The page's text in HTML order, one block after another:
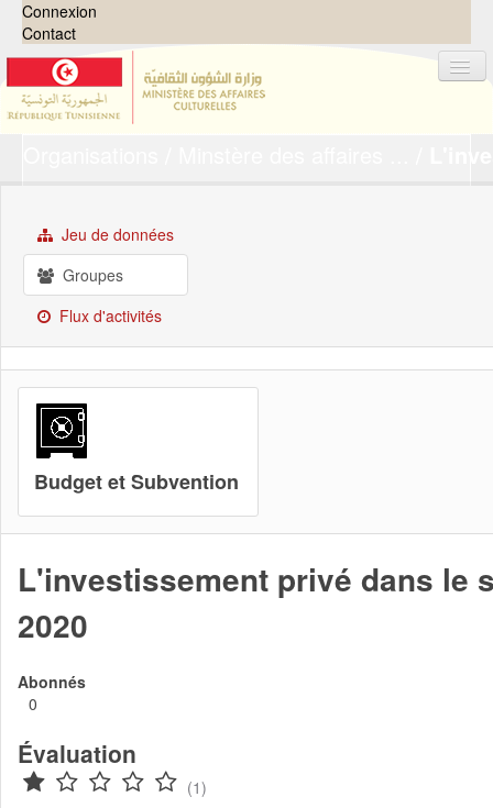
Connexion
Contact
Groupes
Demandes
À propos
Jeu de données
Groupes
Flux d'activités
Budget et Subvention
L'investissement privé dans le
2020
Abonnés
0
Évaluation
(1)